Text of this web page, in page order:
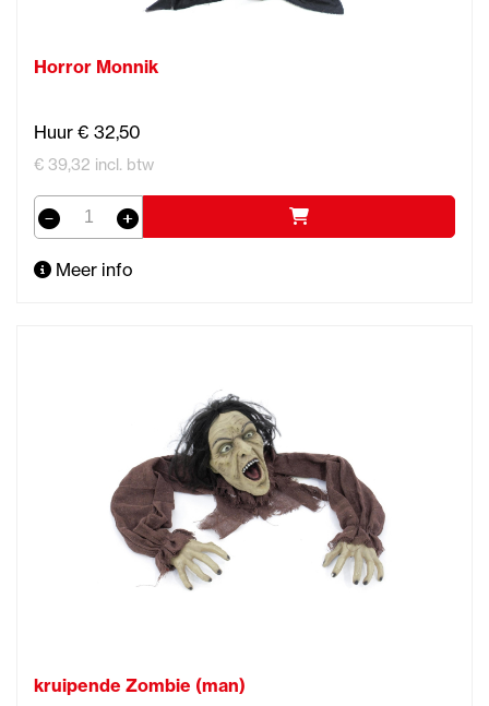
Horror Monnik
Huur € 32,50
€ 39,32 incl. btw
Meer info
kruipende Zombie (man)